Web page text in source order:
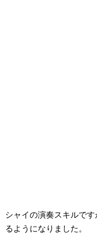
シャイの演奏スキルで
るようになりました。